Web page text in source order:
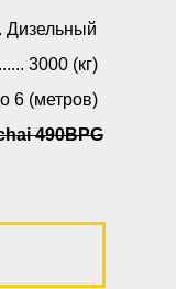
Дизельный
3000 (кг)
6 (метров)
490BPG